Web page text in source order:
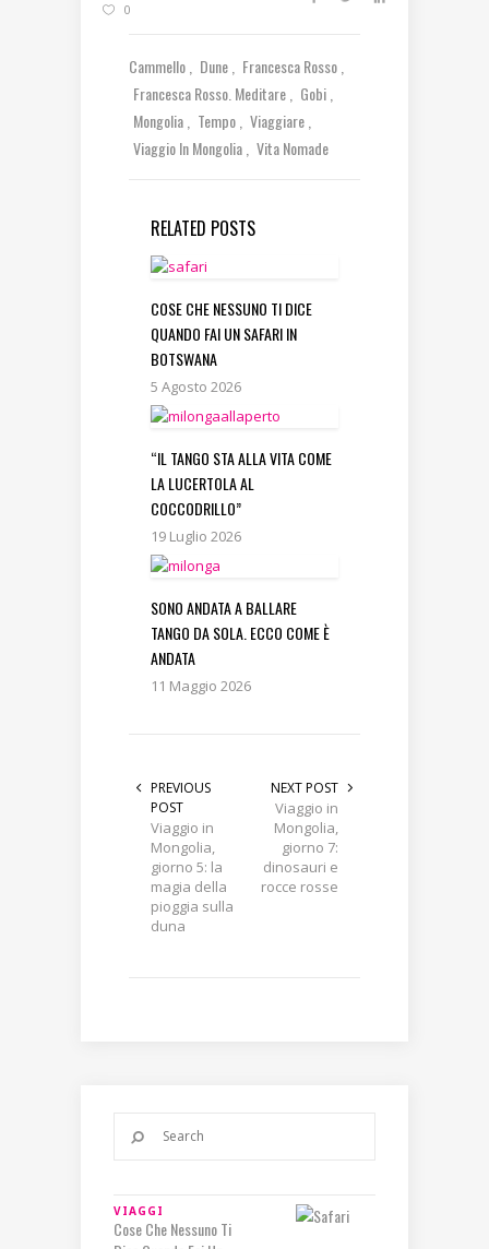
0
Cammello Dune
Francesca Rosso
Francesca Rosso. Meditare
Gobi
Mongolia
Tempo
Viaggiare
Viaggio In Mongolia
Vita Nomade
RELATED POSTS
COSE CHE NESSUNO TI DICE
QUANDO FAI UN SAFARI IN
BOTSWANA
5 Agosto 2026
“IL TANGO STA ALLA VITA COME
LA LUCERTOLA AL
COCCODRILLO”
19 Luglio 2026
SONO ANDATA A BALLARE
TANGO DA SOLA. ECCO COME È
ANDATA
11 Maggio 2026
PREVIOUS
POST
Viaggio in
Mongolia,
giorno 5: la
magia della
pioggia sulla
duna
NEXT POST
Viaggio in
Mongolia,
giorno 7:
dinosauri e
rocce rosse
VIAGGI
Cose Che Nessuno Ti